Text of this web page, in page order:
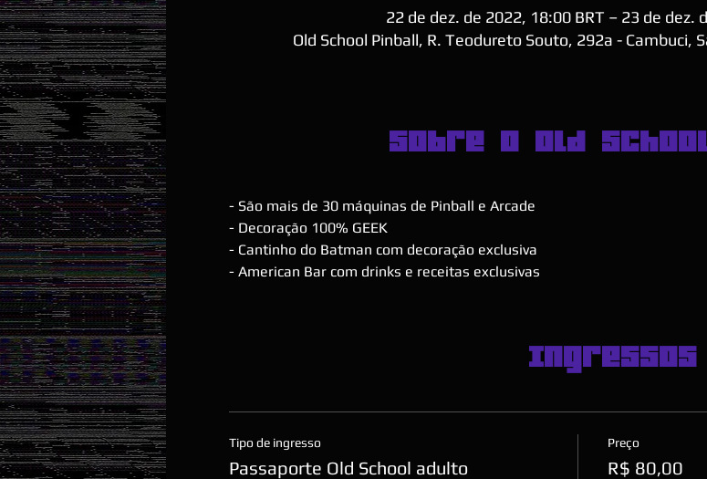
22 de dez. de 2022, 18:00 BRT – 23 de dez.
Old School Pinball, R. Teodureto Souto, 292a - Cambuci,
Sobre o Old
- São mais de 30 máquinas de Pinball e Arcade
- Decoração 100% GEEK
- Cantinho do Batman com decoração exclusiva
- American Bar com drinks e receitas exclusivas
Ingressos
Tipo de ingresso
Passaporte Old School adulto
Preço
R$ 80,00